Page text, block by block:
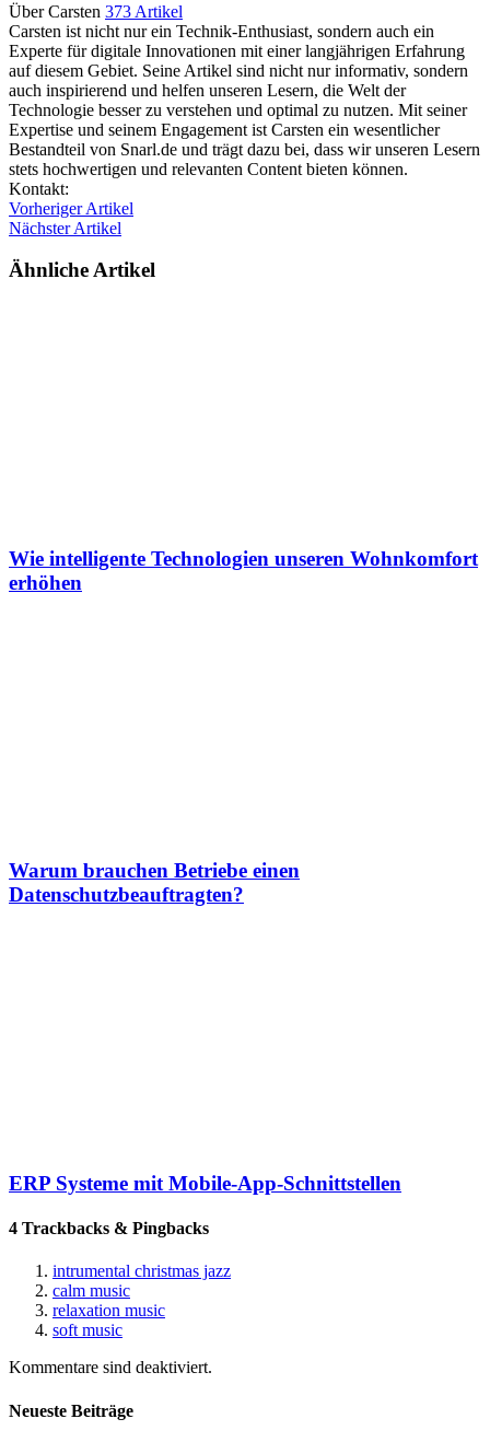
Über Carsten 373 Artikel
Carsten ist nicht nur ein Technik-Enthusiast, sondern auch ein
Experte für digitale Innovationen mit einer langjährigen Erfahrung
auf diesem Gebiet. Seine Artikel sind nicht nur informativ, sondern
auch inspirierend und helfen unseren Lesern, die Welt der
Technologie besser zu verstehen und optimal zu nutzen. Mit seiner
Expertise und seinem Engagement ist Carsten ein wesentlicher
Bestandteil von Snarl.de und trägt dazu bei, dass wir unseren Lesern
stets hochwertigen und relevanten Content bieten können.
Kontakt:
Vorheriger Artikel
Nächster Artikel
Ähnliche Artikel
Wie intelligente Technologien unseren Wohnkomfort
erhöhen
Warum brauchen Betriebe einen
Datenschutzbeauftragten?
ERP Systeme mit Mobile-App-Schnittstellen
4 Trackbacks & Pingbacks
intrumental christmas jazz
calm music
relaxation music
soft music
Kommentare sind deaktiviert.
Neueste Beiträge